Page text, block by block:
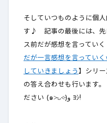
そしていつものように個人
す ♪ 記事の最後には、先
ス前だが感想を言っていく
だが一言感想を言ってい
していきましょう 】シリ
の答え合わせも行います
ださい (๑˃̵ᴗ˂̵)و ﾖｼ!